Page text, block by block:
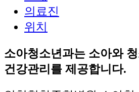
의료진
위치
소아청소년과는 소아와
건강관리를 제공합니다.